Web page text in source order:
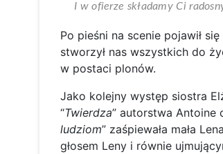
I w ofierze składamy Ci
Po pieśni na scenie pojawił
stworzył nas wszystkich do
w postaci plonów.
Jako kolejny występ siostra
“Twierdza” autorstwa Antoine
ludziom” zaśpiewała mała
głosem Leny i równie